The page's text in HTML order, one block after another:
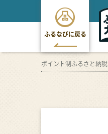
ふるなびに戻る
ポイント制ふるさと納